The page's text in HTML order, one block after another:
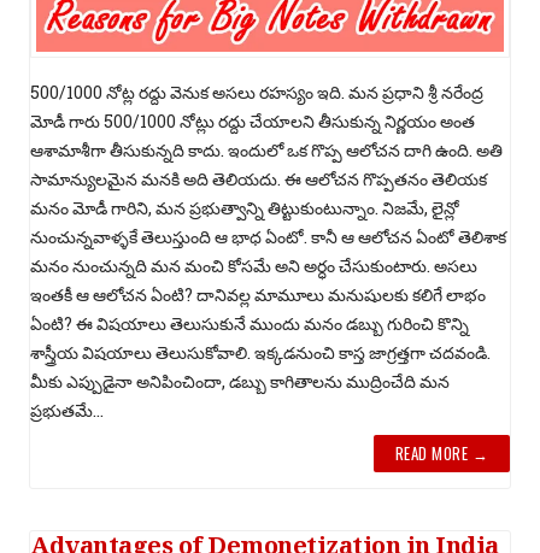
500/1000 నోట్ల రద్దు వెనుక అసలు రహస్యం ఇది. మన ప్రధాని శ్రీ నరేంద్ర
మోడీ గారు 500/1000 నోట్లు రద్దు చేయాలని తీసుకున్న నిర్ణయం అంత
ఆశామాశీగా తీసుకున్నది కాదు. ఇందులో ఒక గొప్ప ఆలోచన దాగి ఉంది. అతి
సామాన్యులమైన మనకి అది తెలియదు. ఈ ఆలోచన గొప్పతనం తెలియక
మనం మోడీ గారిని, మన ప్రభుత్వాన్ని తిట్టుకుంటున్నాం. నిజమే, లైన్లో
నుంచున్నవాళ్ళకే తెలుస్తుంది ఆ భాధ ఏంటో. కానీ ఆ ఆలోచన ఏంటో తెలిశాక
మనం నుంచున్నది మన మంచి కోసమే అని అర్ధం చేసుకుంటారు. అసలు
ఇంతకీ ఆ ఆలోచన ఏంటి? దానివల్ల మామూలు మనుషులకు కలిగే లాభం
ఏంటి? ఈ విషయాలు తెలుసుకునే ముందు మనం డబ్బు గురించి కొన్ని
శాస్త్రీయ విషయాలు తెలుసుకోవాలి. ఇక్కడనుంచి కాస్త జాగ్రత్తగా చదవండి.
మీకు ఎప్పుడైనా అనిపించిందా, డబ్బు కాగితాలను ముద్రించేది మన
ప్రభుతమే...
READ MORE →
Advantages of Demonetization in India